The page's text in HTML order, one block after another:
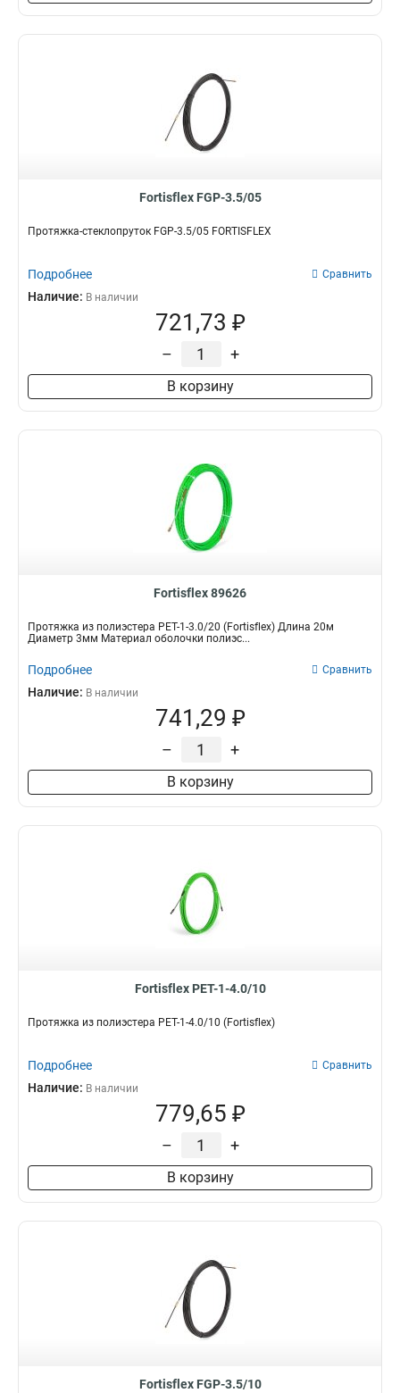
Fortisflex FGP-3.5/05
Протяжка-стеклопруток FGP-3.5/05 FORTISFLEX
Подробнее Сравнить
Наличие: В наличии
721,73 ₽
– +
В корзину
Fortisflex 89626
Протяжка из полиэстера PET-1-3.0/20 (Fortisflex) Длина 20м
Диаметр 3мм Материал оболочки полиэс...
Подробнее Сравнить
Наличие: В наличии
741,29 ₽
– +
В корзину
Fortisflex PET-1-4.0/10
Протяжка из полиэстера PET-1-4.0/10 (Fortisflex)
Подробнее Сравнить
Наличие: В наличии
779,65 ₽
– +
В корзину
Fortisflex FGP-3.5/10